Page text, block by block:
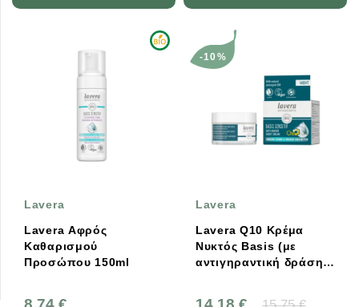
Lavera
Lavera Αφρός
Καθαρισμού
Προσώπου 150ml
Lavera
Lavera Q10 Κρέμα
Νυκτός Basis (με
αντιγηραντική δράση)
-10%